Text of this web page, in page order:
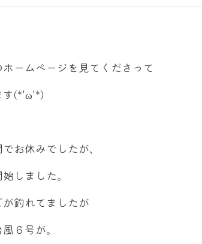
ームページを見てくださって
す(*'ω'*)
お休みでしたが、
しました。
釣れてましたが
６号が。